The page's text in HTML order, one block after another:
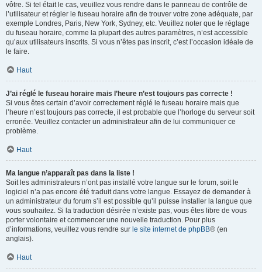
vôtre. Si tel était le cas, veuillez vous rendre dans le panneau de contrôle de
l’utilisateur et régler le fuseau horaire afin de trouver votre zone adéquate, par
exemple Londres, Paris, New York, Sydney, etc. Veuillez noter que le réglage
du fuseau horaire, comme la plupart des autres paramètres, n’est accessible
qu’aux utilisateurs inscrits. Si vous n’êtes pas inscrit, c’est l’occasion idéale de
le faire.
Haut
J’ai réglé le fuseau horaire mais l’heure n’est toujours pas correcte !
Si vous êtes certain d’avoir correctement réglé le fuseau horaire mais que
l’heure n’est toujours pas correcte, il est probable que l’horloge du serveur soit
erronée. Veuillez contacter un administrateur afin de lui communiquer ce
problème.
Haut
Ma langue n’apparaît pas dans la liste !
Soit les administrateurs n’ont pas installé votre langue sur le forum, soit le
logiciel n’a pas encore été traduit dans votre langue. Essayez de demander à
un administrateur du forum s’il est possible qu’il puisse installer la langue que
vous souhaitez. Si la traduction désirée n’existe pas, vous êtes libre de vous
porter volontaire et commencer une nouvelle traduction. Pour plus
d’informations, veuillez vous rendre sur le site internet de phpBB® (en
anglais).
Haut